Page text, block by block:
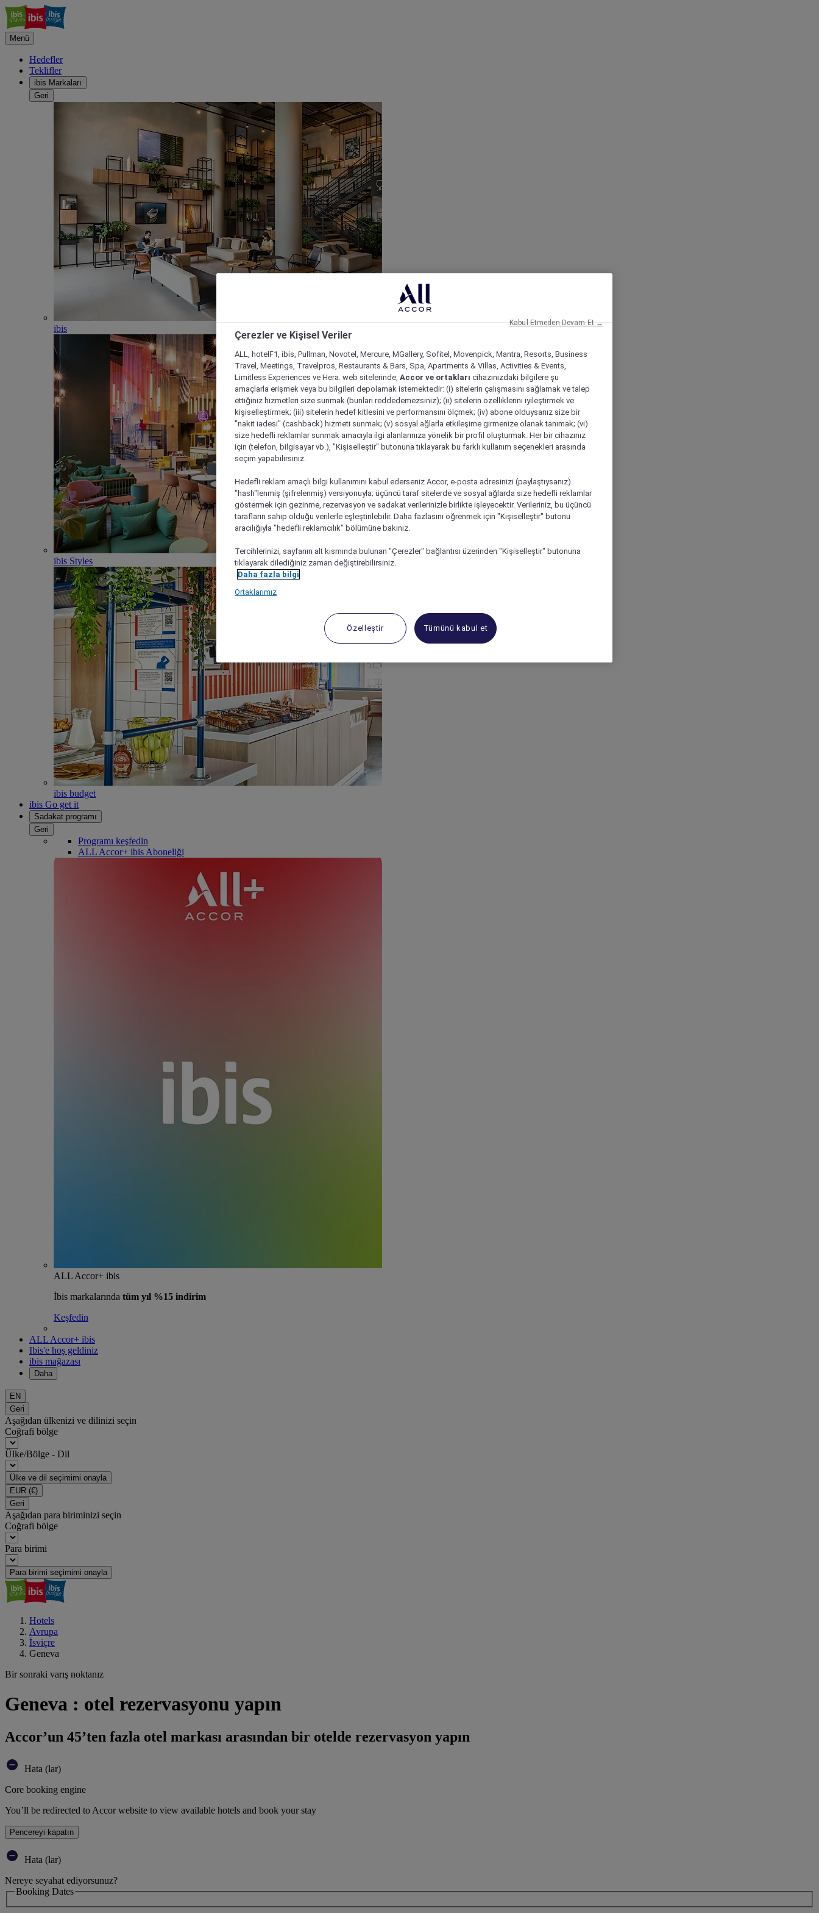
Menü
Hedefler
Teklifler
ibis Markaları
Geri
ibis
ibis Styles
ibis budget
ibis Go get it
Sadakat programı
Geri
Programı keşfedin
ALL Accor+ ibis Aboneliği
ALL Accor+ ibis
İbis markalarında tüm yıl %15 indirim
Keşfedin
ALL Accor+ ibis
Ibis'e hoş geldiniz
ibis mağazası
Daha
EN
Geri
Aşağıdan ülkenizi ve dilinizi seçin
Coğrafi bölge
Ülke/Bölge - Dil
Ülke ve dil seçimimi onayla
EUR (€)
Geri
Aşağıdan para biriminizi seçin
Coğrafi bölge
Para birimi
Para birimi seçimimi onayla
Hotels
Avrupa
İsviçre
Geneva
Bir sonraki varış noktanız
Geneva : otel rezervasyonu yapın
Accor’un 45’ten fazla otel markası arasından bir otelde rezervasyon yapın
Hata (lar)
Core booking engine
You’ll be redirected to Accor website to view available hotels and book your stay
Pencereyi kapatın
Hata (lar)
Nereye seyahat ediyorsunuz?
Booking Dates
Çerezler ve Kişisel Veriler
ALL, hotelF1, ibis, Pullman, Novotel, Mercure, MGallery, Sofitel, Movenpick, Mantra, Resorts, Business
Travel, Meetings, Travelpros, Restaurants & Bars, Spa, Apartments & Villas, Activities & Events,
Limitless Experiences ve Hera. web sitelerinde, Accor ve ortakları cihazınızdaki bilgilere şu
amaçlarla erişmek veya bu bilgileri depolamak istemektedir: (i) sitelerin çalışmasını sağlamak ve talep
ettiğiniz hizmetleri size sunmak (bunları reddedemezsiniz); (ii) sitelerin özelliklerini iyileştirmek ve
kişiselleştirmek; (iii) sitelerin hedef kitlesini ve performansını ölçmek; (iv) abone olduysanız size bir
"nakit iadesi" (cashback) hizmeti sunmak; (v) sosyal ağlarla etkileşime girmenize olanak tanımak; (vi)
size hedefli reklamlar sunmak amacıyla ilgi alanlarınıza yönelik bir profil oluşturmak. Her bir cihazınız
için (telefon, bilgisayar vb.), "Kişiselleştir" butonuna tıklayarak bu farklı kullanım seçenekleri arasında
seçim yapabilirsiniz.
Hedefli reklam amaçlı bilgi kullanımını kabul ederseniz Accor, e-posta adresinizi (paylaştıysanız)
"hash"lenmiş (şifrelenmiş) versiyonuyla; üçüncü taraf sitelerde ve sosyal ağlarda size hedefli reklamlar
göstermek için gezinme, rezervasyon ve sadakat verilerinizle birlikte işleyecektir. Verileriniz, bu üçüncü
tarafların sahip olduğu verilerle eşleştirilebilir. Daha fazlasını öğrenmek için "Kişiselleştir" butonu
aracılığıyla "hedefli reklamcılık" bölümüne bakınız.
Tercihlerinizi, sayfanın alt kısmında bulunan "Çerezler" bağlantısı üzerinden "Kişiselleştir" butonuna
tıklayarak dilediğiniz zaman değiştirebilirsiniz.
Daha fazla bilgi
Ortaklarımız
Özelleştir Tümünü kabul et
Kabul Etmeden Devam Et →